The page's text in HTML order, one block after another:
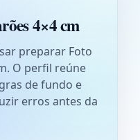
4×4 cm
preparar Foto
O perfil reúne
de fundo e
erros antes da